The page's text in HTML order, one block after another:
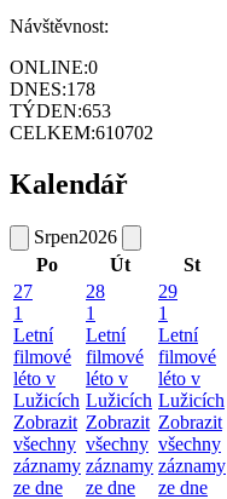
Návštěvnost:
ONLINE:0
DNES:178
TÝDEN:653
CELKEM:610702
Kalendář
Srpen2026
Po
Út St
27
1
Letní
filmové
léto v
Lužicích
Zobrazit
všechny
záznamy
ze dne
28
1
Letní
filmové
léto v
Lužicích
Zobrazit
všechny
záznamy
ze dne
29
1
Letní
filmové
léto v
Lužicích
Zobrazit
všechny
záznamy
ze dne